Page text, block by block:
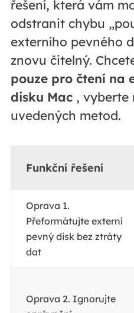
řešení, která vám
odstranit chybu
externího pevného
znovu čitelný.
pouze pro čtení na
disku Mac, vyberte
uvedených metod.
Funkční řešení
Oprava 1.
Přeformátujte externí
pevný disk bez ztráty
dat
Oprava 2. Ignorujte